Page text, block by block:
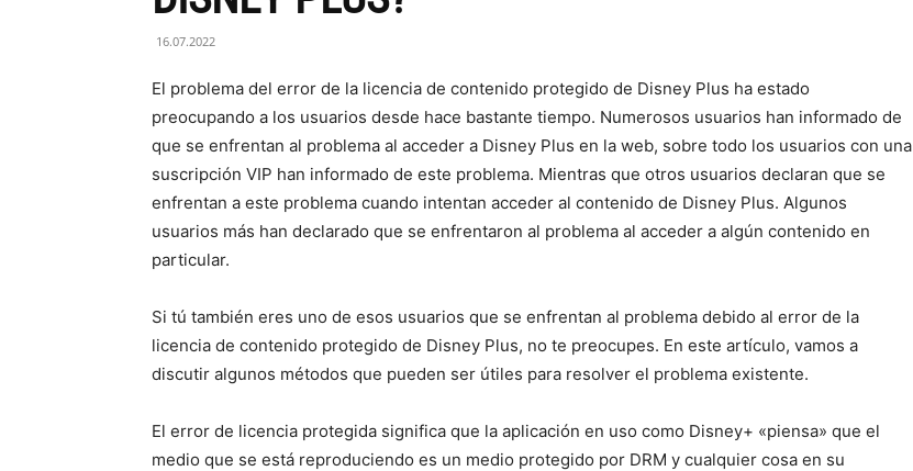
16.07.2022
El problema del error de la licencia de contenido protegido de Disney Plus ha estado
preocupando a los usuarios desde hace bastante tiempo. Numerosos usuarios han informado de
que se enfrentan al problema al acceder a Disney Plus en la web, sobre todo los usuarios con una
suscripción VIP han informado de este problema. Mientras que otros usuarios declaran que se
enfrentan a este problema cuando intentan acceder al contenido de Disney Plus. Algunos
usuarios más han declarado que se enfrentaron al problema al acceder a algún contenido en
particular.
Si tú también eres uno de esos usuarios que se enfrentan al problema debido al error de la
licencia de contenido protegido de Disney Plus, no te preocupes. En este artículo, vamos a
discutir algunos métodos que pueden ser útiles para resolver el problema existente.
El error de licencia protegida significa que la aplicación en uso como Disney+ «piensa» que el
medio que se está reproduciendo es un medio protegido por DRM y cualquier cosa en su